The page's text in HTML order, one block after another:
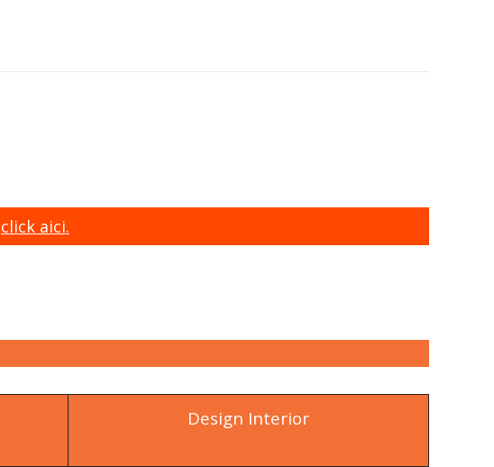
click aici.
Design Interior